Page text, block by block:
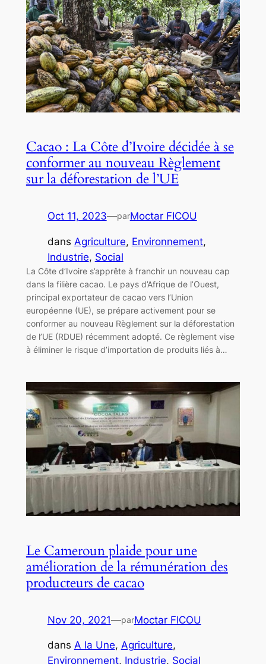
Cacao : La Côte d’Ivoire décidée à se
conformer au nouveau Règlement
sur la déforestation de l’UE
Oct 11, 2023—parMoctar FICOU
dans Agriculture, Environnement
Industrie, Social
La Côte d’Ivoire s’apprête à franchir un nouveau cap
dans la filière cacao. Le pays d’Afrique de l’Ouest,
principal exportateur de cacao vers l’Union
européenne (UE), se prépare activement pour se
conformer au nouveau Règlement sur la déforestation
de l’UE (RDUE) récemment adopté. Ce règlement vise
à éliminer le risque d’importation de produits liés à…
Le Cameroun plaide pour une
amélioration de la rémunération des
producteurs de cacao
Nov 20, 2021—parMoctar FICOU
dans A la Une, Agriculture
Environnement, Industrie, Social